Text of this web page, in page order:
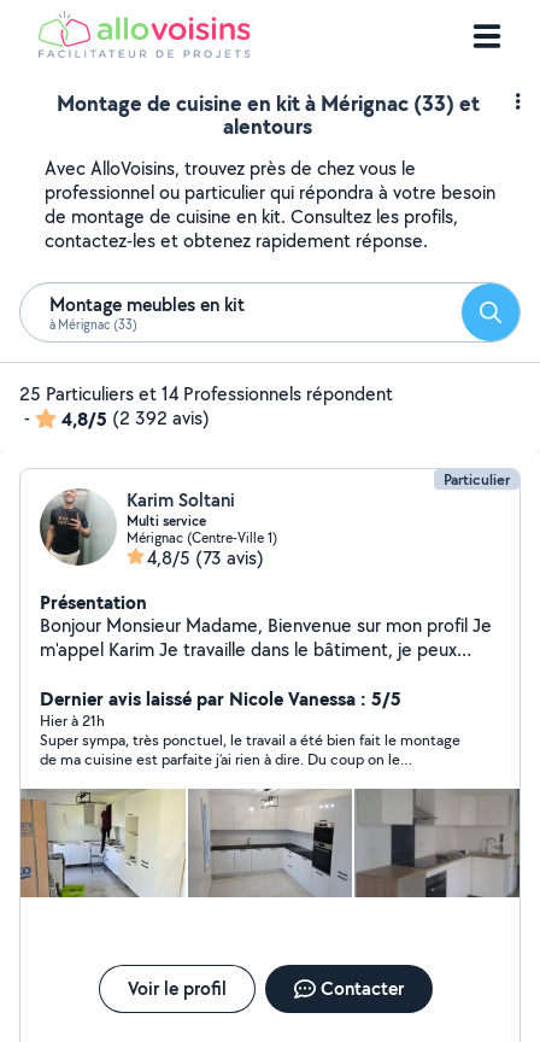
Montage de cuisine en kit à Mérignac (33) et
alentours
Avec AlloVoisins, trouvez près de chez vous le
professionnel ou particulier qui répondra à votre besoin
de montage de cuisine en kit. Consultez les profils,
contactez-les et obtenez rapidement réponse.
Montage meubles en kit
à Mérignac (33)
25 Particuliers et 14 Professionnels répondent
-
4,8/5 (2 392 avis)
Particulier
Karim Soltani
Multi service
Mérignac (Centre-Ville 1)
4,8/5 (73 avis)
Présentation
Bonjour Monsieur Madame, Bienvenue sur mon profil Je
m'appel Karim Je travaille dans le bâtiment, je peux
différents métier ( peinture, étanchéité, enduits, Placo ,
menuiserie, montage de meuble , pose de porte ,
cuisine , espace vert , clôture, carrelage ) Merci de
votre Attention
Dernier avis laissé par Nicole Vanessa : 5/5
Hier à 21h
Super sympa, très ponctuel, le travail a été bien fait le montage
de ma cuisine est parfaite j’ai rien à dire. Du coup on le
Voir le profil Contacter